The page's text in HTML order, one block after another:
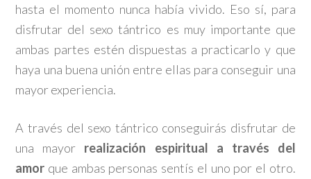
hasta el momento nunca había vivido. Eso sí, para
disfrutar del sexo tántrico es muy importante que
ambas partes estén dispuestas a practicarlo y que
haya una buena unión entre ellas para conseguir una
mayor experiencia.
A través del sexo tántrico conseguirás disfrutar de
una mayor realización espiritual a través del
amor que ambas personas sentís el uno por el otro.